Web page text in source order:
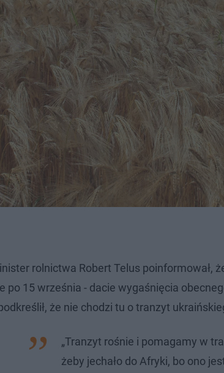
rolnictwa Robert Telus poinformował,
po 15 września - dacie wygaśnięcia
że nie chodzi tu o tranzyt
„Tranzyt rośnie i pomagamy w
żeby jechało do Afryki, bo ono